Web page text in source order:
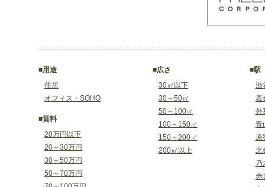
■用途
住居
オフィス・SOHO
■賃料
20万円以下
20～30万円
30～50万円
50～70万円
■広さ
30㎡以下
30～50㎡
50～100㎡
100～150㎡
150～200㎡
200㎡以上
■駅
渋
表
外
青
原
北
乃
赤